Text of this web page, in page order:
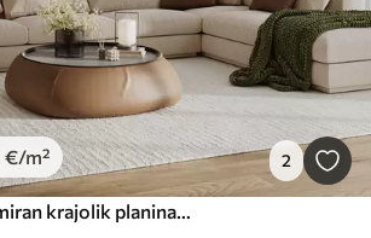
€/m² 2
Boho blaženstvo: miran krajolik planina, drveća i sunca